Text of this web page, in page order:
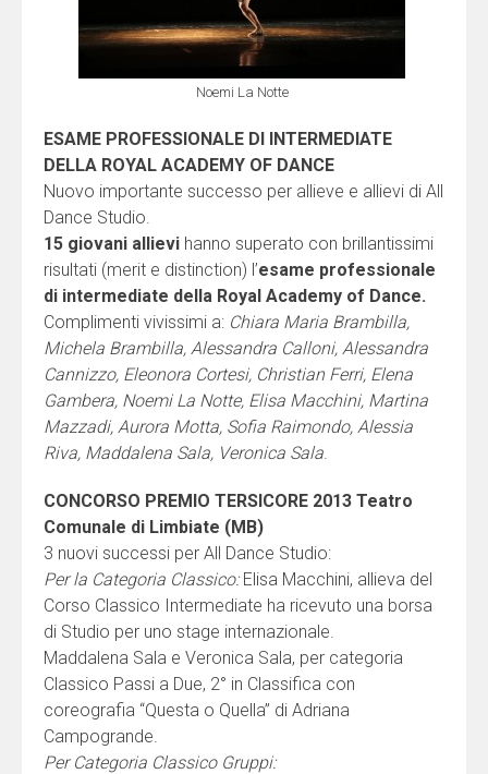
Noemi La Notte
ESAME PROFESSIONALE DI INTERMEDIATE
DELLA ROYAL ACADEMY OF DANCE
Nuovo importante successo per allieve e allievi di All
Dance Studio.
15 giovani allievi hanno superato con brillantissimi
risultati (merit e distinction) l’esame professionale
di intermediate della Royal Academy of Dance.
Complimenti vivissimi a: Chiara Maria Brambilla,
Michela Brambilla, Alessandra Calloni, Alessandra
Cannizzo, Eleonora Cortesi, Christian Ferri, Elena
Gambera, Noemi La Notte, Elisa Macchini, Martina
Mazzadi, Aurora Motta, Sofia Raimondo, Alessia
Riva, Maddalena Sala, Veronica Sala.
CONCORSO PREMIO TERSICORE 2013 Teatro
Comunale di Limbiate (MB)
3 nuovi successi per All Dance Studio:
Per la Categoria Classico:Elisa Macchini, allieva del
Corso Classico Intermediate ha ricevuto una borsa
di Studio per uno stage internazionale.
Maddalena Sala e Veronica Sala, per categoria
Classico Passi a Due, 2° in Classifica con
coreografia “Questa o Quella” di Adriana
Campogrande.
Per Categoria Classico Gruppi: